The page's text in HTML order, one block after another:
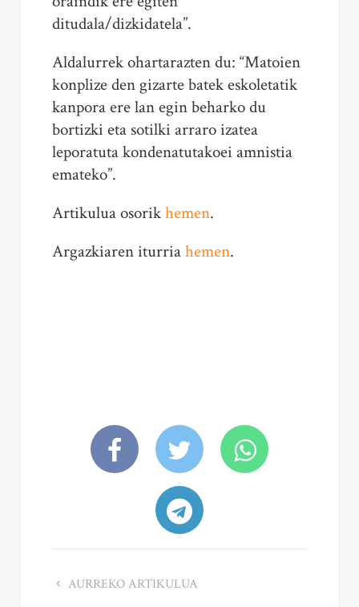
ditudala/dizkidatela”.
Aldalurrek ohartarazten du: “Matoien
konplize den gizarte batek eskoletatik
kanpora ere lan egin beharko du
bortizki eta sotilki arraro izatea
leporatuta kondenatutakoei amnistia
emateko”.
Artikulua osorikhemen.
Argazkiaren iturriahemen.
AURREKO ARTIKULUA